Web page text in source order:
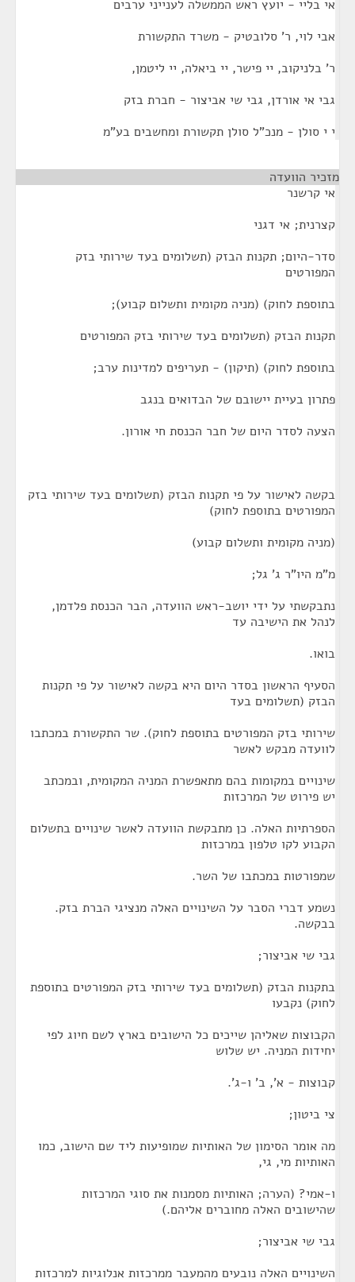
אי בליי - יועץ ראש הממשלה לענייני ערבים
אבי לוי, ר' סלובטיק - משרד התקשורת
ר' בלניקוב, יי פישר, יי ביאלה, יי ליטמן,
גבי אי אורדן, גבי שי אביצור - חברת בזק
י י סולן - מנכ"ל סולן תקשורת ומחשבים בע"מ
מזכיר הוועדה
אי קרשנר
קצרנית; אי דגני
סדר-היום; תקנות הבזק (תשלומים בעד שירותי בזק
המפורטים
בתוספת לחוק) (מניה מקומית ותשלום קבוע);
תקנות הבזק (תשלומים בעד שירותי בזק המפורטים
בתוספת לחוק) (תיקון) - תעריפים למדינות ערב;
פתרון בעיית יישובם של הבדואים בנגב
הצעה לסדר היום של חבר הכנסת חי אורון.
בקשה לאישור על פי תקנות הבזק (תשלומים בעד שירותי בזק
המפורטים בתוספת לחוק)
(מניה מקומית ותשלום קבוע)
מ"מ היו"ר ג' גל;
נתבקשתי על ידי יושב-ראש הוועדה, הבר הכנסת פלדמן,
לנהל את הישיבה עד
בואו.
הסעיף הראשון בסדר היום היא בקשה לאישור על פי תקנות
הבזק (תשלומים בעד
שירותי בזק המפורטים בתוספת לחוק). שר התקשורת במכתבו
לוועדה מבקש לאשר
שינויים במקומות בהם מתאפשרת המניה המקומית, ובמכתב
יש פירוט של המרכזות
הספרתיות האלה. כן מתבקשת הוועדה לאשר שינויים בתשלום
הקבוע לקו טלפון במרכזות
שמפורטות במכתבו של השר.
נשמע דברי הסבר על השינויים האלה מנציגי הברת בזק.
בבקשה.
גבי שי אביצור;
בתקנות הבזק (תשלומים בעד שירותי בזק המפורטים בתוספת
לחוק) נקבעו
הקבוצות שאליהן שייכים כל הישובים בארץ לשם חיוג לפי
יחידות המניה. יש שלוש
קבוצות - א', ב' ו-ג'.
צי ביטון;
מה אומר הסימון של האותיות שמופיעות ליד שם הישוב, כמו
האותיות מי, גי,
ו-אמי? (הערה; האותיות מסמנות את סוגי המרכזות
שהישובים האלה מחוברים אליהם.)
גבי שי אביצור;
השינויים האלה נובעים מהמעבר ממרכזות אנלוגיות למרכזות